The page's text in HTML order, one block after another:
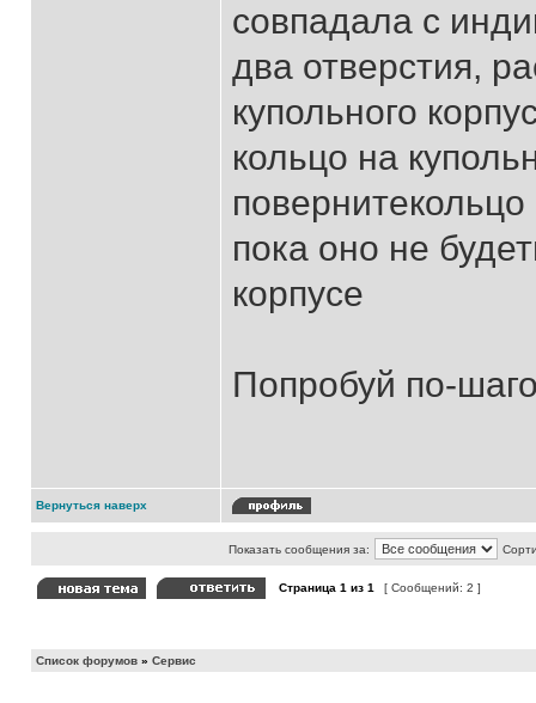
совпадала с
два отверстия,
купольного
кольцо на
пока оно не
корпусе
Попробуй по-
Вернуться наверх
Показать сообщения за:
Страница 1 из 1 [ Сообщений: 2 ]
Список форумов » Сервис